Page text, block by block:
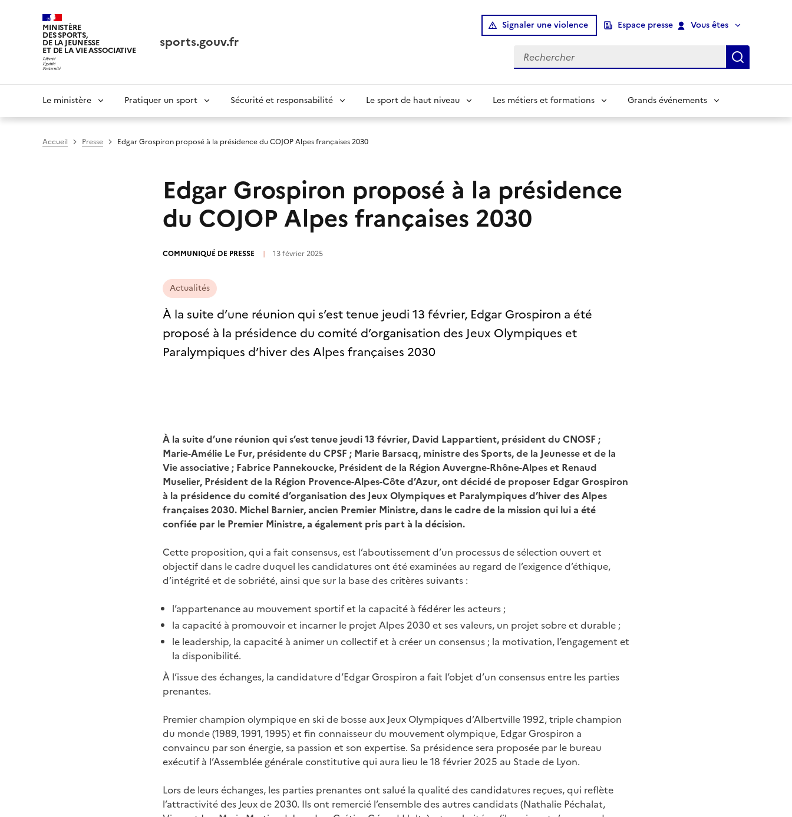
MINISTÈRE
DES SPORTS,
DE LA JEUNESSE
ET DE LA VIE ASSOCIATIVE sports.gouv.fr
Signaler une violence Espace presse Vous êtes
Rechercher
Navigation
principale
Le ministère Pratiquer un sport Sécurité et responsabilité Le sport de haut niveau Les métiers et formations Grands événements
Accueil Presse Edgar Grospiron proposé à la présidence du COJOP Alpes françaises 2030
Edgar Grospiron proposé à la présidence
du COJOP Alpes françaises 2030
COMMUNIQUÉ DE PRESSE | 13 février 2025
Actualités
À la suite d’une réunion qui s’est tenue jeudi 13 février, Edgar Grospiron a été
proposé à la présidence du comité d’organisation des Jeux Olympiques et
Paralympiques d’hiver des Alpes françaises 2030
À la suite d’une réunion qui s’est tenue jeudi 13 février, David Lappartient, président du CNOSF ;
Marie-Amélie Le Fur, présidente du CPSF ; Marie Barsacq, ministre des Sports, de la Jeunesse et de la
Vie associative ; Fabrice Pannekoucke, Président de la Région Auvergne-Rhône-Alpes et Renaud
Muselier, Président de la Région Provence-Alpes-Côte d’Azur, ontdécidé de proposer Edgar Grospiron
à la présidence du comité d’organisation des JeuxOlympiques et Paralympiques d’hiver des Alpes
françaises 2030. Michel Barnier, ancien Premier Ministre, dans le cadre de la mission qui lui a été
confiée par le Premier Ministre, a également pris part à la décision.
Cette proposition, qui a fait consensus, est l’aboutissement d’un processus de sélection ouvert et
objectif dans le cadre duquel les candidatures ont été examinées au regard de l’exigenced’éthique,
d’intégrité et de sobriété, ainsi que sur la base des critères suivants :
l’appartenance au mouvement sportif et la capacité à fédérer les acteurs ;
la capacité à promouvoir et incarner le projet Alpes 2030 et ses valeurs, un projet sobreet durable ;
le leadership, la capacité à animer un collectif et à créer un consensus ; la motivation, l’engagement et
la disponibilité.
À l’issue des échanges, la candidature d’Edgar Grospiron a fait l’objet d’un consensus entre les parties
prenantes.
Premier champion olympique en ski de bosse aux Jeux Olympiques d’Albertville 1992, triplechampion
du monde (1989, 1991, 1995) et fin connaisseur du mouvement olympique, EdgarGrospiron a
convaincu par son énergie, sa passion et son expertise. Sa présidence sera proposée par le bureau
exécutif à l’Assemblée générale constitutive qui aura lieu le 18 février 2025 au Stade de Lyon.
Lors de leurs échanges, les parties prenantes ont salué la qualité des candidatures reçues, qui reflète
l’attractivité des Jeux de 2030. Ils ont remercié l’ensemble des autres candidats(Nathalie Péchalat,